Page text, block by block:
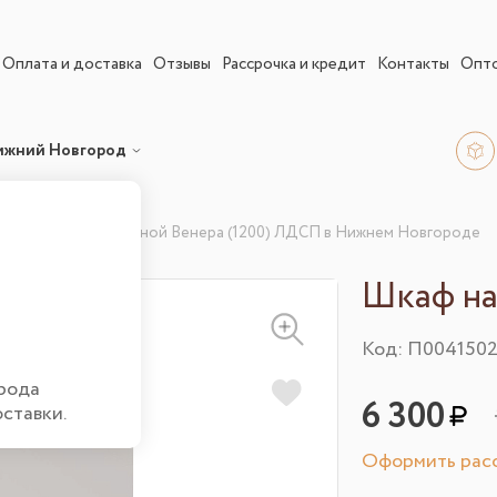
Оплата и доставка Отзывы Рассрочка и кредит Контакты
Новгород
Шкаф навесной Венера (1200) ЛДСП в Нижнем Новгороде
Шкаф
Код:
6 300
Оформить